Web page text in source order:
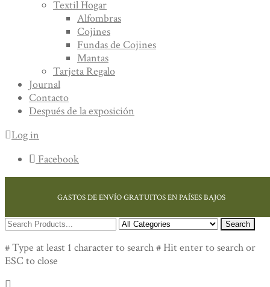
Textil Hogar
Alfombras
Cojines
Fundas de Cojines
Mantas
Tarjeta Regalo
Journal
Contacto
Después de la exposición
Log in
Facebook
GASTOS DE ENVÍO GRATUITOS EN PAÍSES BAJOS
Search
# Type at least 1 character to search# Hit enter to search or
ESC to close